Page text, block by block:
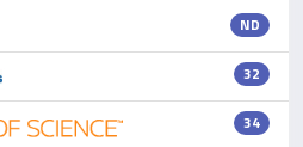
ND
32
34